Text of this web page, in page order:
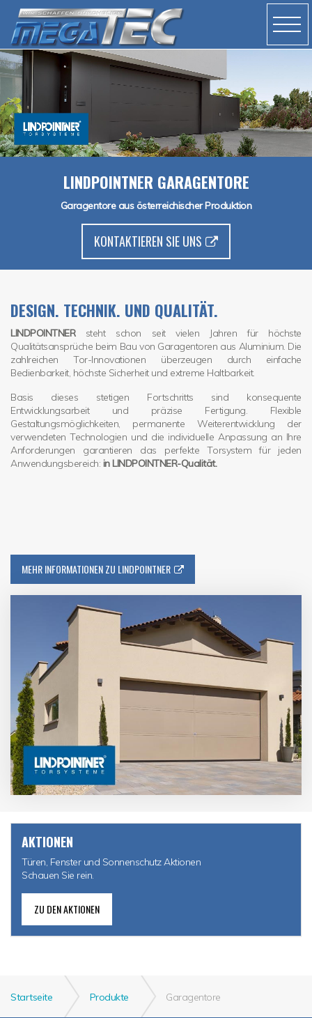
LINDPOINTNER GARAGENTORE
Garagentore aus österreichischer Produktion
KONTAKTIEREN SIE UNS
DESIGN. TECHNIK. UND QUALITÄT.
LINDPOINTNERsteht schon seit vielen Jahren für höchste
Qualitätsansprüche beim Bau von Garagentoren aus Aluminium. Die
zahlreichen Tor-Innovationen überzeugen durch einfache
Bedienbarkeit, höchste Sicherheit und extreme Haltbarkeit.
Basis dieses stetigen Fortschritts sind konsequente
Entwicklungsarbeit und präzise Fertigung. Flexible
Gestaltungsmöglichkeiten, permanente Weiterentwicklung der
verwendeten Technologien und die individuelle Anpassung an Ihre
Anforderungen garantieren das perfekte Torsystem für jeden
Anwendungsbereich: in LINDPOINTNER-Qualität.
MEHR INFORMATIONEN ZU LINDPOINTNER
AKTIONEN
Türen, Fenster und Sonnenschutz Aktionen
Schauen Sie rein.
ZU DEN AKTIONEN
Startseite Produkte Garagentore